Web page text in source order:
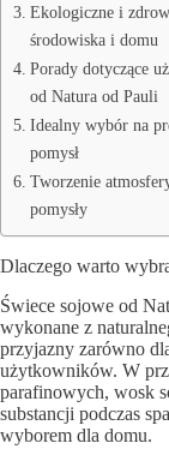
Ekologiczne i
środowiska i domu
Porady dotyczące
od Natura od Pauli
Idealny wybór na
pomysł
Tworzenie
pomysły
Dlaczego warto
Świece sojowe od
wykonane z
przyjazny zarówno
użytkowników. W
parafinowych, wosk
substancji podczas
wyborem dla domu.